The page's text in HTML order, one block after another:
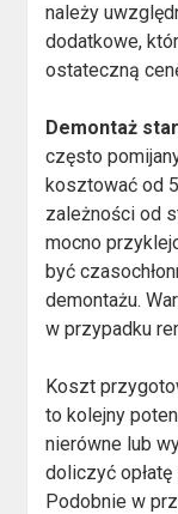
należy
dodatkowe,
ostateczną
Demontaż
często
kosztować od
zależności od
mocno
być
demontażu.
w przypadku
Koszt
to kolejny
nierówne lub
doliczyć
Podobnie w